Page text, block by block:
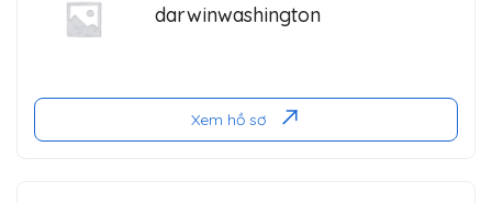
darwinwashington
Xem hồ sơ